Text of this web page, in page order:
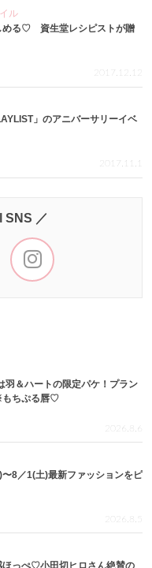
ル
める♡ 資生堂レシピストが贈
2017.12.12
」のアニバーサリーイベ
2017.11.1
SNS ／
羽＆ハートの限定パケ！プラン
もちぷる唇♡
2026.8.6
〜8／1(土)最新ファッションをピ
2026.8.5
っぺ♡小田切ヒロさん絶賛の